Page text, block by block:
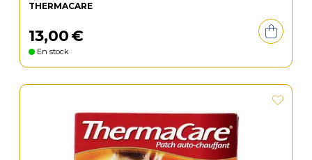
THERMACARE
13,00€
En stock